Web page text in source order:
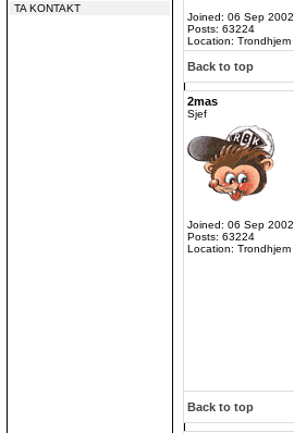
TA KONTAKT
Joined: 06 Sep 2002
Posts: 63224
Location: Trondhjem
Back to top
2mas
Sjef
Joined: 06 Sep 2002
Posts: 63224
Location: Trondhjem
Back to top